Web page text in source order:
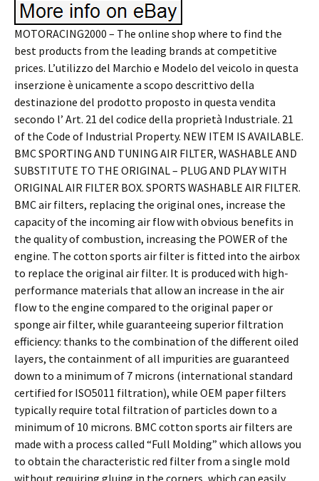
MOTORACING2000 – The online shop where to find the
best products from the leading brands at competitive
prices. L’utilizzo del Marchio e Modelo del veicolo in questa
inserzione è unicamente a scopo descrittivo della
destinazione del prodotto proposto in questa vendita
secondo l’ Art. 21 del codice della proprietà Industriale. 21
of the Code of Industrial Property. NEW ITEM IS AVAILABLE.
BMC SPORTING AND TUNING AIR FILTER, WASHABLE AND
SUBSTITUTE TO THE ORIGINAL – PLUG AND PLAY WITH
ORIGINAL AIR FILTER BOX. SPORTS WASHABLE AIR FILTER.
BMC air filters, replacing the original ones, increase the
capacity of the incoming air flow with obvious benefits in
the quality of combustion, increasing the POWER of the
engine. The cotton sports air filter is fitted into the airbox
to replace the original air filter. It is produced with high-
performance materials that allow an increase in the air
flow to the engine compared to the original paper or
sponge air filter, while guaranteeing superior filtration
efficiency: thanks to the combination of the different oiled
layers, the containment of all impurities are guaranteed
down to a minimum of 7 microns (international standard
certified for ISO5011 filtration), while OEM paper filters
typically require total filtration of particles down to a
minimum of 10 microns. BMC cotton sports air filters are
made with a process called “Full Molding” which allows you
to obtain the characteristic red filter from a single mold
without requiring gluing in the corners, which can easily